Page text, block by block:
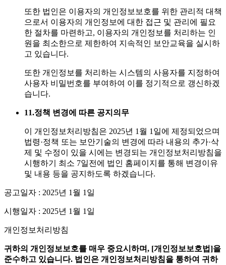
또한 법인은 이용자의 개인정보보호를 위한 관리적 대책
으로서 이용자의 개인정보에 대한 접근 및 관리에 필요
한 절차를 마련하고, 이용자의 개인정보를 처리하는 인
원을 최소한으로 제한하여 지속적인 보안교육을 실시하
고 있습니다.
또한 개인정보를 처리하는 시스템의 사용자를 지정하여
사용자 비밀번호를 부여하여 이를 정기적으로 갱신하겠
습니다.
11.정책 변경에 따른 공지의무
이 개인정보처리방침은 2025년 1월 1일에 제정되었으며
법령·정책 또는 보안기술의 변경에 따라 내용의 추가·삭
제 및 수정이 있을 시에는 변경되는 개인정보처리방침을
시행하기 최소 7일전에 법인 홈페이지를 통해 변경이유
및 내용 등을 공지하도록 하겠습니다.
공고일자 : 2025년 1월 1일
시행일자 : 2025년 1월 1일
개인정보처리방침
귀하의 개인정보보호를 매우 중요시하며, [개인정보보호법]을
준수하고 있습니다. 법인은 개인정보처리방침을 통하여 귀하